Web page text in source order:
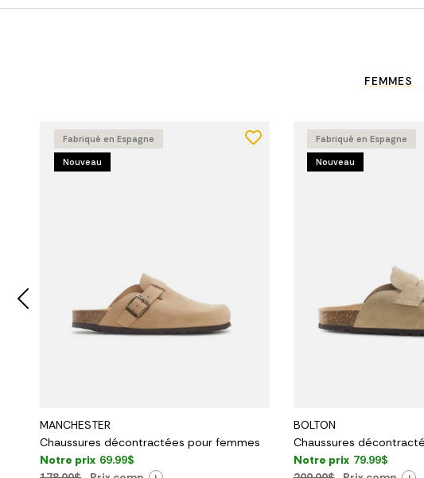
FEMMES
Fabriqué en Espagne
Nouveau
MANCHESTER
Chaussures décontractées pour femmes
Notre prix 69.99$
Fabriqué en Espagne
Nouveau
BOLTON
Chaussures
Notre prix 79.99$